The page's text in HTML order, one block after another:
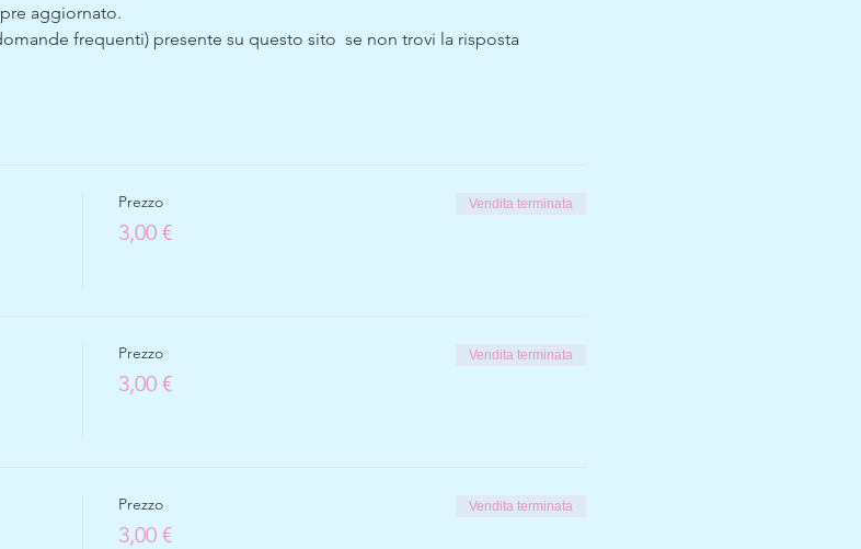
aggiornato.
frequenti) presente su questo sito  se non trovi la risposta
Prezzo
3,00 €
Vendita terminata
Prezzo
3,00 €
Vendita terminata
Prezzo
3,00 €
Vendita terminata